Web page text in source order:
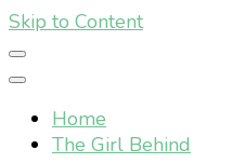
Skip to Content
Home
The Girl Behind